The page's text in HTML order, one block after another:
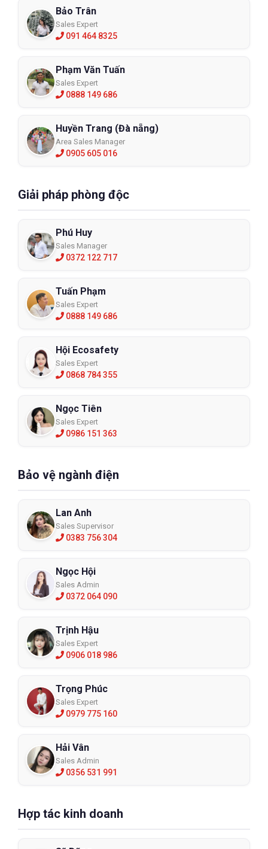
Bảo Trân
Sales Expert
091 464 8325
Phạm Văn Tuấn
Sales Expert
0888 149 686
Huyền Trang (Đà nẵng)
Area Sales Manager
0905 605 016
Giải pháp phòng độc
Phú Huy
Sales Manager
0372 122 717
Tuấn Phạm
Sales Expert
0888 149 686
Hội Ecosafety
Sales Expert
0868 784 355
Ngọc Tiên
Sales Expert
0986 151 363
Bảo vệ ngành điện
Lan Anh
Sales Supervisor
0383 756 304
Ngọc Hội
Sales Admin
0372 064 090
Trịnh Hậu
Sales Expert
0906 018 986
Trọng Phúc
Sales Expert
0979 775 160
Hải Vân
Sales Admin
0356 531 991
Hợp tác kinh doanh